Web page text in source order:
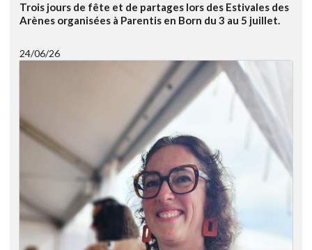
Trois jours de fête et de partages lors des Estivales des
Arènes organisées à Parentis en Born du 3 au 5 juillet.
24/06/26